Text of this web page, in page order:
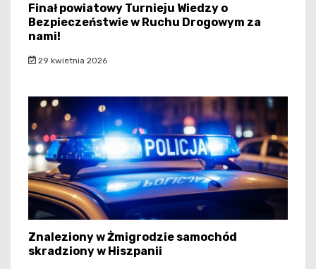
Finał powiatowy Turnieju Wiedzy o
Bezpieczeństwie w Ruchu Drogowym za
nami!
29 kwietnia 2026
Znaleziony w Żmigrodzie samochód
skradziony w Hiszpanii